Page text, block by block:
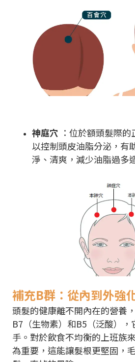
神庭穴 ：位於額頭髮際
以控制頭皮油脂分泌，有
淨、清爽，減少油脂過多
補充B群：從內到外強
頭髮的健康離不開內在的營養
B7（生物素）和B5（泛酸），
手。對於飲食不均衡的上班族
為重要，這能讓髮根更堅固，